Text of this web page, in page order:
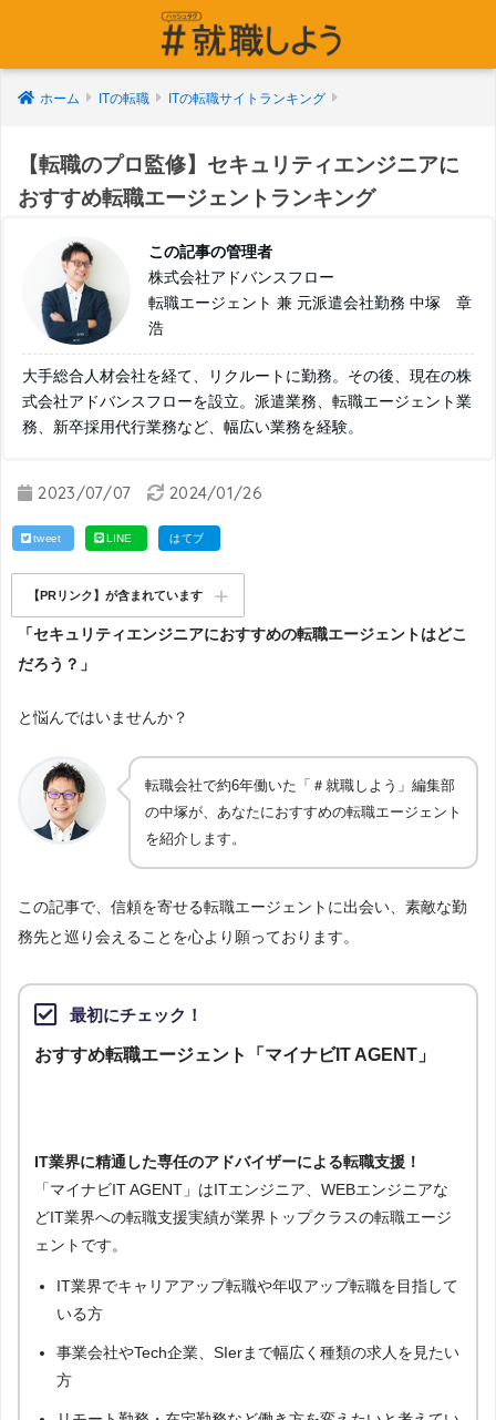
ホーム ITの転職 ITの転職サイトランキング
【転職のプロ監修】セキュリティエンジニアに
おすすめ転職エージェントランキング
この記事の管理者
株式会社アドバンスフロー
転職エージェント 兼 元派遣会社勤務 中塚 章
浩
大手総合人材会社を経て、リクルートに勤務。その後、現在の株
式会社アドバンスフローを設立。派遣業務、転職エージェント業
務、新卒採用代行業務など、幅広い業務を経験。
2023/07/07 2024/01/26
tweet LINE はてブ
【PRリンク】が含まれています
「セキュリティエンジニアにおすすめの転職エージェントはどこ
だろう？」
と悩んではいませんか？
転職会社で約6年働いた「＃就職しよう」編集部
の中塚が、あなたにおすすめの転職エージェント
を紹介します。
この記事で、信頼を寄せる転職エージェントに出会い、素敵な勤
務先と巡り会えることを心より願っております。
最初にチェック！
おすすめ転職エージェント「マイナビIT AGENT」
IT業界に精通した専任のアドバイザーによる転職支援！
「マイナビIT AGENT」はITエンジニア、WEBエンジニアな
どIT業界への転職支援実績が業界トップクラスの転職エージ
ェントです。
IT業界でキャリアアップ転職や年収アップ転職を目指して
いる方
事業会社やTech企業、SIerまで幅広く種類の求人を見たい
方